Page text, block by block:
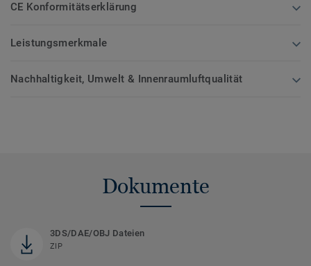
CE Konformitätserklärung
Leistungsmerkmale
Nachhaltigkeit, Umwelt & Innenraumluftqualität
Dokumente
3DS/DAE/OBJ Dateien
ZIP